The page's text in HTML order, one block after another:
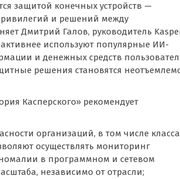
защитой конечных устройств —
и решений между
Дмитрий Галов, руководитель
используют популярные ИИ-
и денежных средств
решения становятся
Касперского» рекомендует
организаций, в том числе класса
осуществлять мониторинг
в программном и сетевом
независимо от отрасли;